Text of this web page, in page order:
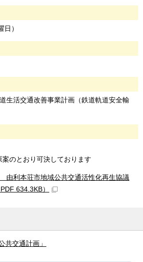
）
生活交通改善事業計画（鉄道軌道安全輸
のとおり可決しております
利本荘市地域公共交通活性化再生協議
634.3KB）
共交通計画」